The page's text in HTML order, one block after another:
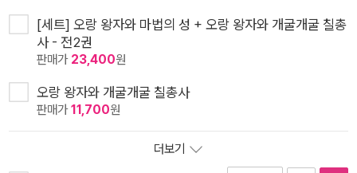
[세트] 오랑 왕자와 마법의 성 + 오랑 왕자와 개굴개굴 칠총
사 - 전2권
판매가 23,400원
오랑 왕자와 개굴개굴 칠총사
판매가11,700원
더보기